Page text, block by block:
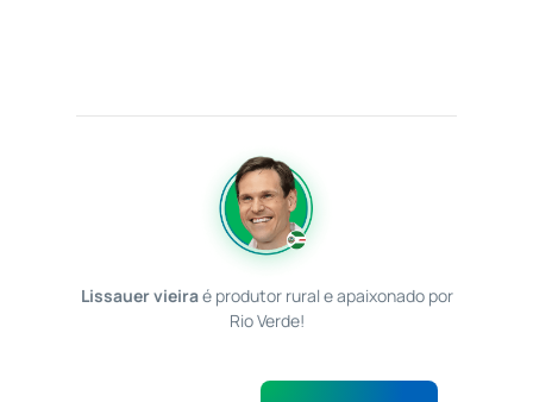
Lissauer vieiraé produtor rural e apaixonado por
Rio Verde!